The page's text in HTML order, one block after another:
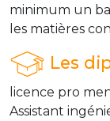
minimum un
les matières
Les
licence pro
Assistant